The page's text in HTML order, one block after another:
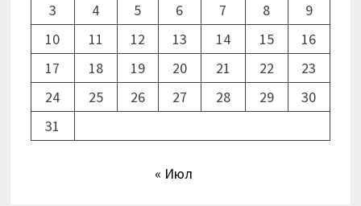
3
4 5 6 7 8
9
10
11 12 13 14 15
16
17
18 19 20 21 22
23
24
25 26 27 28 29
30
31
« Июл